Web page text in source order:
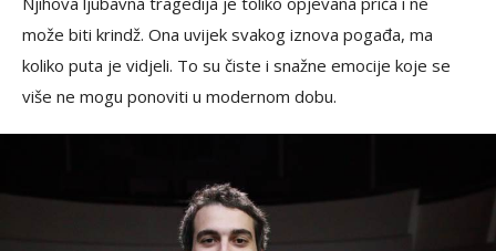
može biti krindž. Ona uvijek svakog iznova pogađa, ma
koliko puta je vidjeli. To su čiste i snažne emocije koje se
više ne mogu ponoviti u modernom dobu.